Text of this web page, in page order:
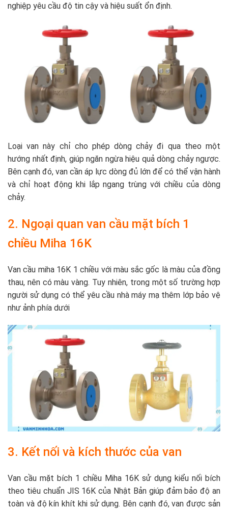
nghiệp yêu cầu độ tin cậy và hiệu suất ổn định.
Loại van này chỉ cho phép dòng chảy đi qua theo một
hướng nhất định, giúp ngăn ngừa hiệu quả dòng chảy ngược.
Bên cạnh đó, van cần áp lực dòng đủ lớn để có thể vận hành
và chỉ hoạt động khi lắp ngang trùng với chiều của dòng
chảy.
2. Ngoại quan van cầu mặt bích 1
chiều Miha 16K
Van cầu miha 16K 1 chiều với màu sắc gốc là màu của đồng
thau, nên có màu vàng. Tuy nhiên, trong một số trường hợp
người sử dụng có thể yêu cầu nhà máy mạ thêm lớp bảo vệ
như ảnh phía dưới
3. Kết nối và kích thước của van
Van cầu mặt bích 1 chiều Miha 16K sử dụng kiểu nối bích
theo tiêu chuẩn JIS 16K của Nhật Bản giúp đảm bảo độ an
toàn và độ kín khít khi sử dụng. Bên cạnh đó, van được sản